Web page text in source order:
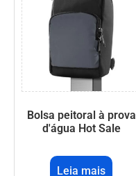
Bolsa peitoral à prova
d'água Hot Sale
Leia mais